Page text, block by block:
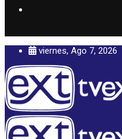
viernes, Ago 7, 2026